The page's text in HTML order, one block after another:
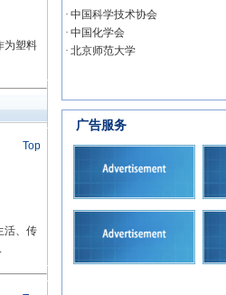
为塑料
Top
活、传
· 中国科学技术协会
· 中国化学会
· 北京师范大学
广告服务